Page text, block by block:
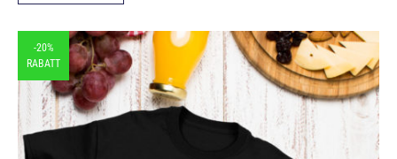
-20%
RABATT